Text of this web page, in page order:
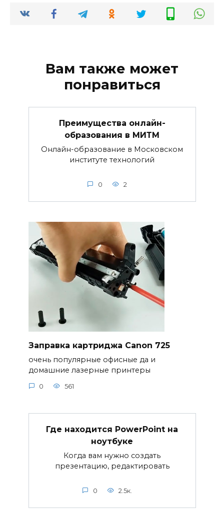
Вам также может
понравиться
Преимущества онлайн-
образования в МИТМ
Онлайн-образование в Московском
институте технологий
0 2
Заправка картриджа Canon 725
очень популярные офисные да и
домашние лазерные принтеры
0 561
Где находится PowerPoint на
ноутбуке
Когда вам нужно создать
презентацию, редактировать
0 2.5к.